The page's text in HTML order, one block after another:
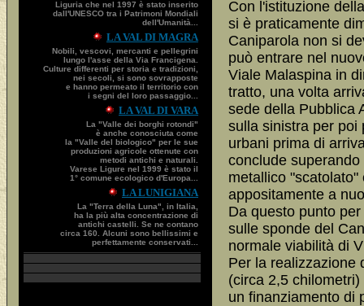
Liguria che nel 1997 è stato inserito
dall'UNESCO tra i Patrimoni Mondiali
dell'Umanità...
LA VAL DI MAGRA
Nobili, vescovi, mercanti e pellegrini
lungo l'asse della Via Francigena.
Culture differenti per storia e tradizioni,
nei secoli, si sono sovrapposte
e hanno permeato il territorio con
i segni del loro passaggio...
LA VAL DI VARA
La "Valle dei borghi rotondi"
è anche conosciuta come
la "Valle del biologico" per le sue
produzioni agricole ottenute con
metodi antichi e naturali.
Varese Ligure nel 1999 è stato il
1° comune ecologico d'Europa...
LA LUNIGIANA
La "Terra della Luna", in Italia,
ha la più alta concentrazione di
antichi castelli. Se ne contano
circa 160. Alcuni sono bellissimi e
perfettamente conservati...
Con l'istituzione
si è praticamente
Caniparola non si
può entrare nel
Viale Malaspina in
tratto, una volta
sede della Pubblica
sulla sinistra per poi
urbani prima di
conclude
metallico
appositamente a
Da questo punto
sulle sponde del
normale viabilità di
Per la realizzazione
(circa 2,5
un finanziamento di